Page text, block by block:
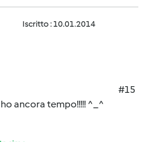
Iscritto : 10.01.2014
#15
ho ancora tempo!!!!! ^_^